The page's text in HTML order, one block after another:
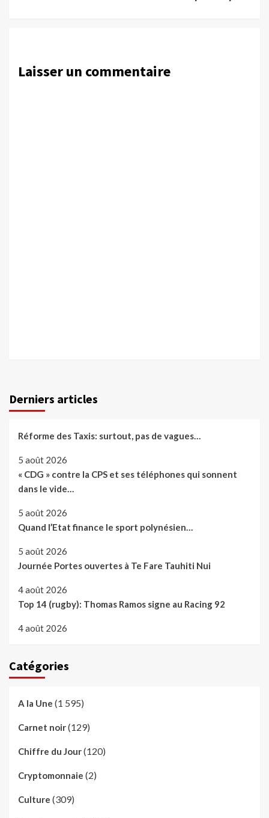
Laisser un commentaire
Derniers articles
Réforme des Taxis: surtout, pas de vagues…
5 août 2026
« CDG » contre la CPS et ses téléphones qui sonnent
dans le vide…
5 août 2026
Quand l’Etat finance le sport polynésien…
5 août 2026
Journée Portes ouvertes à Te Fare Tauhiti Nui
4 août 2026
Top 14 (rugby): Thomas Ramos signe au Racing 92
4 août 2026
Catégories
A la Une (1 595)
Carnet noir(129)
Chiffre du Jour(120)
Cryptomonnaie (2)
Culture (309)